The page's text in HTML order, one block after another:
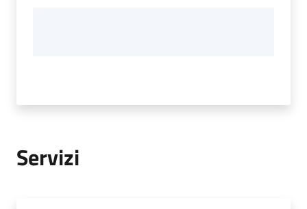
Servizi